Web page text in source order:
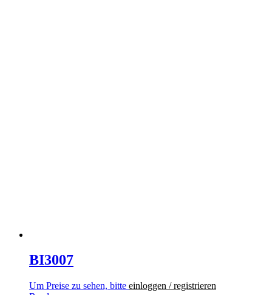
BI3007
Um Preise zu sehen, bitte einloggen / registrieren